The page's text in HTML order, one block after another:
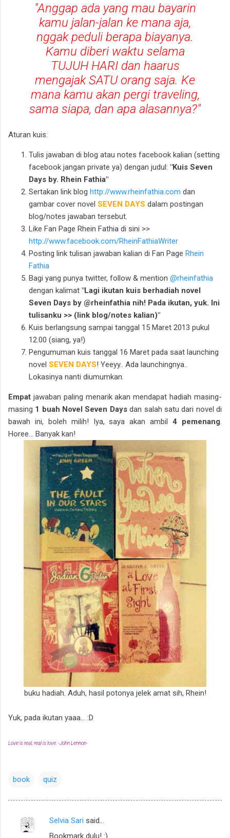
"Anggap ada yang mau bayarin
kamu jalan-jalan ke mana aja,
nggak peduli berapa biayanya.
Kamu diberi waktu selama
TUJUH HARI dan haarus
mengajak SATU orang saja. Ke
mana kamu akan pergi traveling,
sama siapa, dan apa alasannya?"
Aturan kuis:
Tulis jawaban di blog atau notes facebook kalian (setting
facebook jangan private ya) dengan judul: "Kuis Seven
Days by. Rhein Fathia"
Sertakan link blog http://www.rheinfathia.com dan
gambar cover novel SEVEN DAYS dalam postingan
blog/notes jawaban tersebut.
Like Fan Page Rhein Fathia di sini >>
http://www.facebook.com/RheinFathiaWriter
Posting link tulisan jawaban kalian di Fan Page Rhein
Fathia
Bagi yang punya twitter, follow & mention @rheinfathia
dengan kalimat "Lagi ikutan kuis berhadiah novel
Seven Days by @rheinfathia nih! Pada ikutan, yuk. Ini
tulisanku >> (link blog/notes kalian)"
Kuis berlangsung sampai tanggal 15 Maret 2013 pukul
12.00 (siang, ya!)
Pengumuman kuis tanggal 16 Maret pada saat launching
novel SEVEN DAYS! Yeeyy.. Ada launchingnya..
Lokasinya nanti diumumkan.
Empat jawaban paling menarik akan mendapat hadiah masing-
masing 1 buah Novel Seven Daysdan salah satu dari novel di
bawah ini, boleh milih! Iya, saya akan ambil4 pemenang
Horee... Banyak kan!
buku hadiah. Aduh, hasil potonya jelek amat sih, Rhein!
Yuk, pada ikutan yaaa... :D
Love is real, real is love. -John Lennon-
book quiz
C
Selvia Sari said…
Bookmark dulu! :)